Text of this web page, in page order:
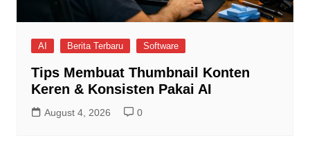
AI Berita Terbaru Software
Tips Membuat Thumbnail Konten
Keren & Konsisten Pakai AI
August 4, 2026 0